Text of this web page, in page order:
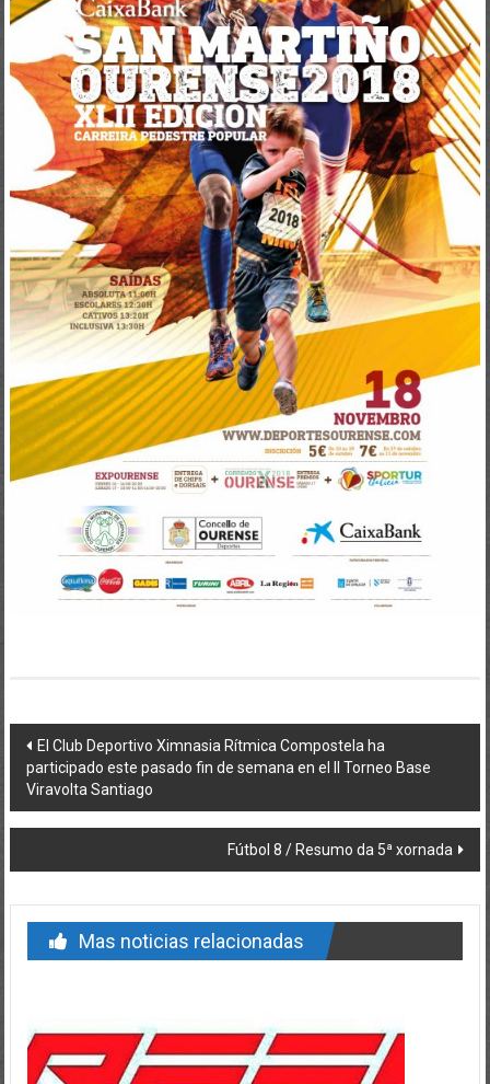
Post navigation
El Club Deportivo Ximnasia Rítmica Compostela ha
participado este pasado fin de semana en el II Torneo Base
Viravolta Santiago
Fútbol 8 / Resumo da 5ª xornada
Mas noticias relacionadas